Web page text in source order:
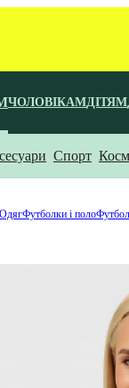
ЧОЛОВІКАМДІТЯМ
Спорт
ОдягФутболки і поло